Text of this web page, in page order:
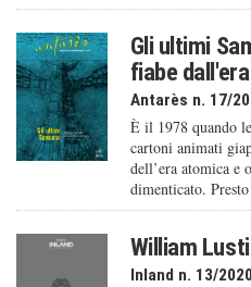
Gli ultimi
fiabe
Antarès n. 17/
È il 1978 quando
cartoni animati
dell’era atomica e
dimenticato.
William
Inland n. 13/